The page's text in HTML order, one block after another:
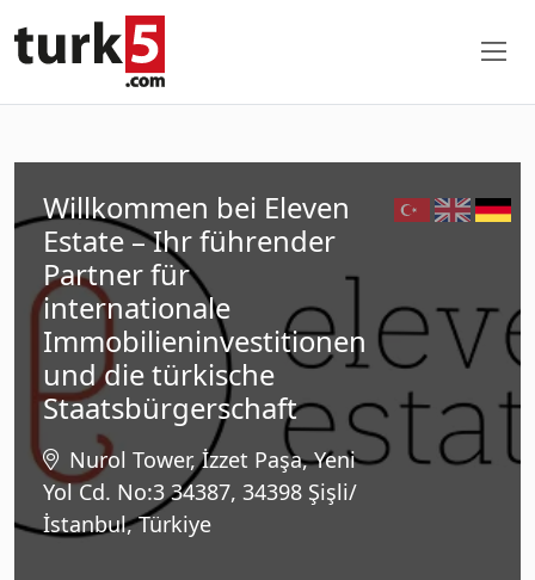
Willkommen bei Eleven
Estate – Ihr führender
Partner für
internationale
Immobilieninvestitionen
und die türkische
Staatsbürgerschaft
Nurol Tower, İzzet Paşa, Yeni
Yol Cd. No:3 34387, 34398 Şişli/
İstanbul, Türkiye